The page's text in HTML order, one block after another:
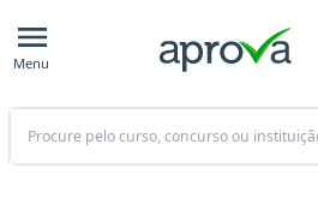
Menu
Buscar